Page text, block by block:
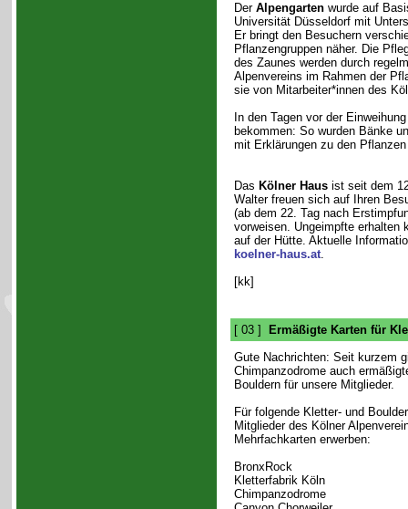
Der Alpengartenwurde auf
Universität Düsseldorf mit
Er bringt den Besuchern
Pflanzengruppen näher. Die
des Zaunes werden durch
Alpenvereins im Rahmen der
sie von Mitarbeiter*innen des
In den Tagen vor der
bekommen: So wurden Bänke
mit Erklärungen zu den
Das Kölner Hausist seit dem
Walter freuen sich auf Ihren
(ab dem 22. Tag nach
vorweisen. Ungeimpfte erhalten
auf der Hütte. Aktuelle
koelner-haus.at.
[kk]
[ 03 ]
Ermäßigte Karten für
Gute Nachrichten: Seit kurzem
Chimpanzodrome auch
Bouldern für unsere Mitglieder.
Für folgende Kletter- und
Mitglieder des Kölner
Mehrfachkarten erwerben:
BronxRock
Kletterfabrik Köln
Chimpanzodrome